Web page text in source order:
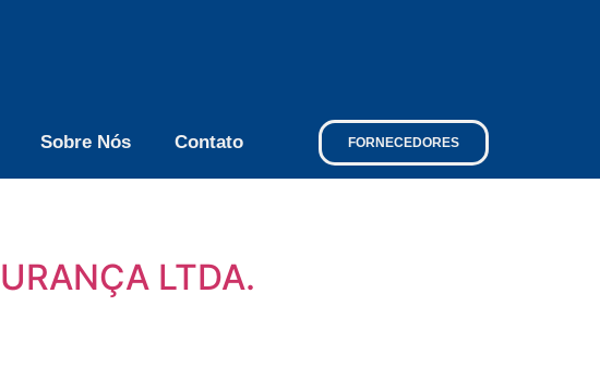
Sobre Nós Contato FORNECEDORES
LTDA.